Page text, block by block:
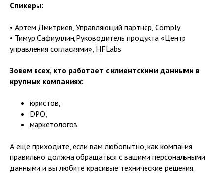
Спикеры:
• Артем Дмитриев, Управляющий партнер, Comply
• Тимур Сафиуллин,Руководитель продукта «Центр
управления согласиями», HFLabs
Зовем всех, кто работает с клиентскими данными в
крупных компаниях:
юристов,
DPO,
маркетологов.
А еще приходите, если вам любопытно, как компания
правильно должна обращаться с вашими персональными
данными и вы любите красивые технические решения.